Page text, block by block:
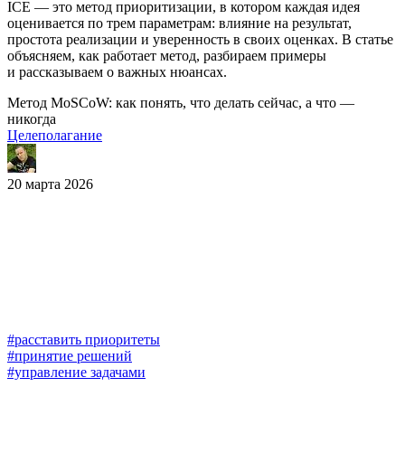
ICE — это метод приоритизации, в котором каждая идея
оценивается по трем параметрам: влияние на результат,
простота реализации и уверенность в своих оценках. В статье
объясняем, как работает метод, разбираем примеры
и рассказываем о важных нюансах.
Метод MoSCoW: как понять, что делать сейчас, а что —
никогда
Целеполагание
20 марта 2026
#расставить приоритеты
#принятие решений
#управление задачами